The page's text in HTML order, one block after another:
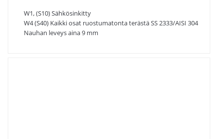
W1, (S10) Sähkösinkitty
W4 (S40) Kaikki osat ruostumatonta terästä SS 2333/AISI 304
Nauhan leveys aina 9 mm